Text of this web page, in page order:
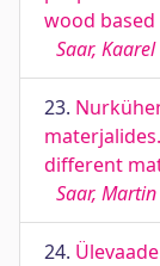
wood
Saar, Kaarel
23.
different
Saar, Martin
24.